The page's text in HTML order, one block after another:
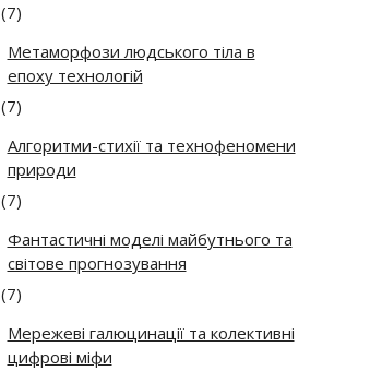
(7)
Метаморфози людського тіла в
епоху технологій
(7)
Алгоритми-стихії та технофеномени
природи
(7)
Фантастичні моделі майбутнього та
світове прогнозування
(7)
Мережеві галюцинації та колективні
цифрові міфи